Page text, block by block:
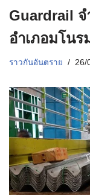
Guardrail
อำเภอมโน
ราวกันอันตราย 26/